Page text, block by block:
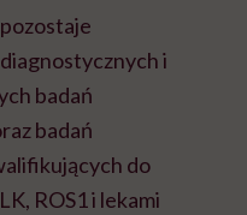
i
badań
badań
do
ROS1 i lekami